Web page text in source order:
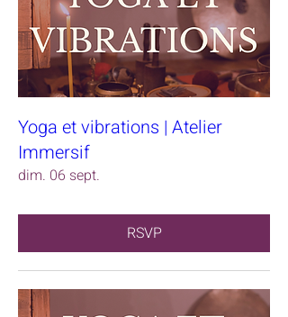
Yoga et vibrations | Atelier
Immersif
dim. 06 sept.
RSVP